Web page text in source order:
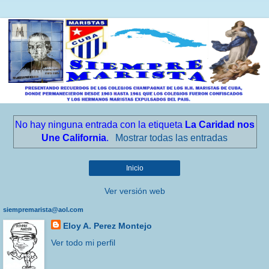
No hay ninguna entrada con la etiqueta La Caridad nos
Une California. Mostrar todas las entradas
Inicio
Ver versión web
siempremarista@aol.com
Eloy A. Perez Montejo
Ver todo mi perfil